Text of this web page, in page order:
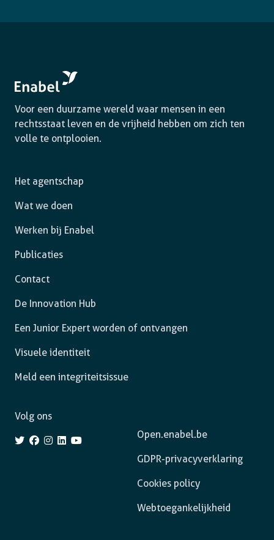
Voor een duurzame wereld waar mensen in een
rechtsstaat leven en de vrijheid hebben om zich ten
volle te ontplooien.
Het agentschap
Wat we doen
Werken bij Enabel
Publicaties
Contact
De Innovation Hub
Een Junior Expert worden of ontvangen
Visuele identiteit
Meld een integriteitsissue
Open.enabel.be
GDPR-privacyverklaring
Cookies policy
Webtoegankelijkheid
Volg ons